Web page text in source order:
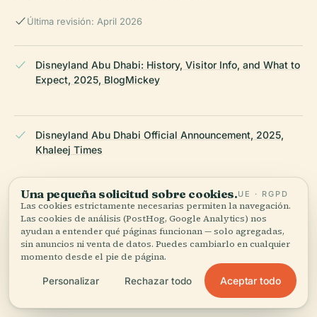
Última revisión: April 2026
Disneyland Abu Dhabi: History, Visitor Info, and What to
Expect, 2025, BlogMickey
Disneyland Abu Dhabi Official Announcement, 2025,
Khaleej Times
Disneyland Abu Dhabi Cultural and Economic Impact,
2025, Web3Wire
Disneyland Abu Dhabi Construction and Design, 2025,
Una pequeña solicitud sobre cookies.UE · RGPD
Las cookies estrictamente necesarias permiten la navegación.
Las cookies de análisis (PostHog, Google Analytics) nos
ayudan a entender qué páginas funcionan — solo agregadas,
sin anuncios ni venta de datos. Puedes cambiarlo en cualquier
momento desde el pie de página.
Personalizar Rechazar todo Aceptar todo